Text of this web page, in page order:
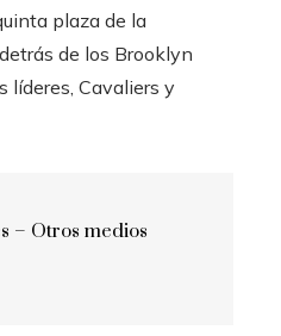
plaza de la
de los Brooklyn
líderes, Cavaliers y
– Otros medios